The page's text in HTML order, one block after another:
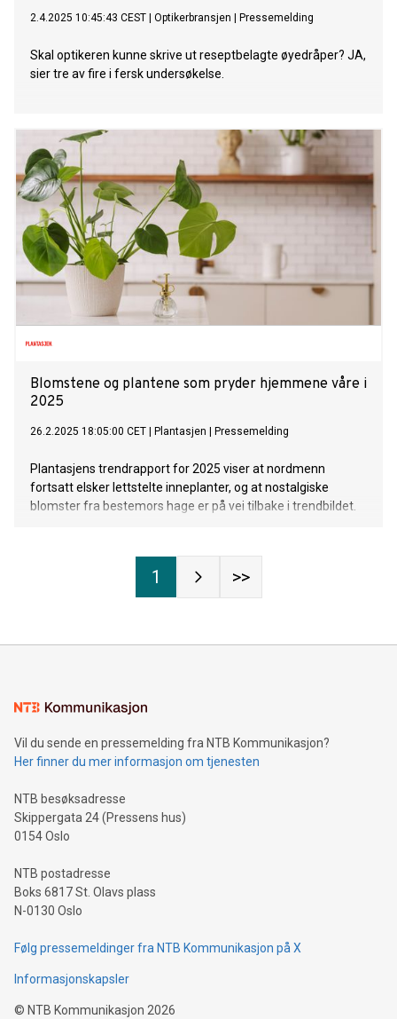
2.4.2025 10:45:43 CEST Optikerbransjen Pressemelding
Skal optikeren kunne skrive ut reseptbelagte øyedråper? JA,
sier tre av fire i fersk undersøkelse.
Blomstene og plantene som pryder hjemmene våre i
2025
26.2.2025 18:05:00 CET Plantasjen Pressemelding
Plantasjens trendrapport for 2025 viser at nordmenn
fortsatt elsker lettstelte inneplanter, og at nostalgiske
blomster fra bestemors hage er på vei tilbake i trendbildet.
1 >>
Vil du sende en pressemelding fra NTB Kommunikasjon?
Her finner du mer informasjon om tjenesten
NTB besøksadresse
Skippergata 24 (Pressens hus)
0154 Oslo
NTB postadresse
Boks 6817 St. Olavs plass
N-0130 Oslo
Følg pressemeldinger fra NTB Kommunikasjon på X
Informasjonskapsler
© NTB Kommunikasjon 2026